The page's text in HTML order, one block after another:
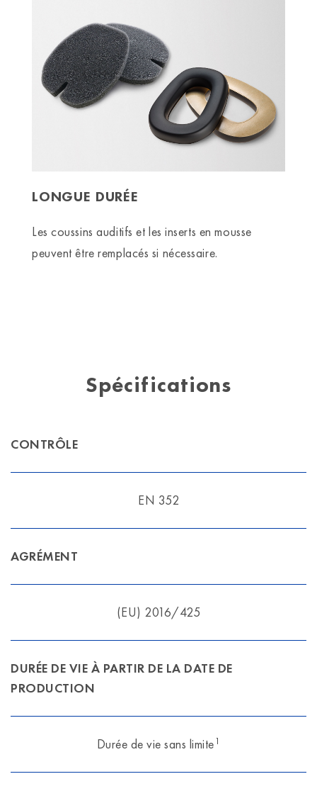
LONGUE DURÉE
Les coussins auditifs et les inserts en mousse
peuvent être remplacés si nécessaire.
Spécifications
CONTRÔLE
EN 352
AGRÉMENT
(EU) 2016/425
DURÉE DE VIE À PARTIR DE LA DATE DE
PRODUCTION
Durée de vie sans limite1